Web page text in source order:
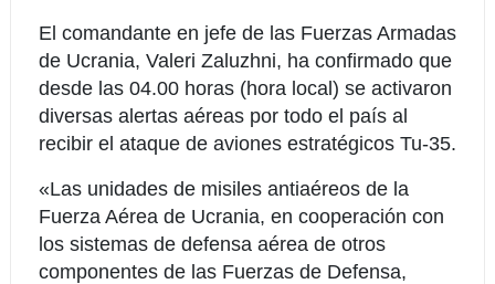
El comandante en jefe de las Fuerzas Armadas
de Ucrania, Valeri Zaluzhni, ha confirmado que
desde las 04.00 horas (hora local) se activaron
diversas alertas aéreas por todo el país al
recibir el ataque de aviones estratégicos Tu-35.
«Las unidades de misiles antiaéreos de la
Fuerza Aérea de Ucrania, en cooperación con
los sistemas de defensa aérea de otros
componentes de las Fuerzas de Defensa,